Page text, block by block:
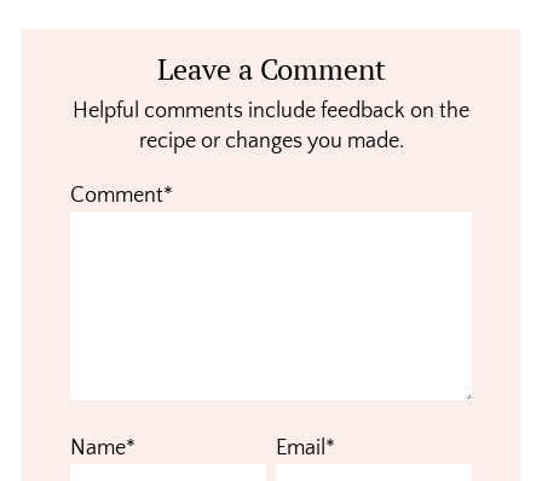
InteractionsLeave a Comment
Helpful comments include feedback on the
recipe or changes you made.
Comment*
Name* Email*